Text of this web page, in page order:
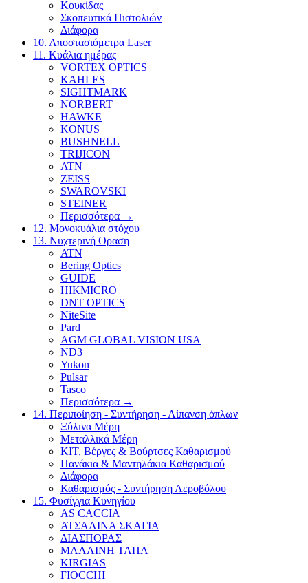
Κουκίδας
Σκοπευτικά Πιστολιών
Διάφορα
10. Αποστασιόμετρα Laser
11. Κυάλια ημέρας
VORTEX OPTICS
KAHLES
SIGHTMARK
NORBERT
HAWKE
KONUS
BUSHNELL
TRIJICON
ATN
ZEISS
SWAROVSKI
STEINER
Περισσότερα →
12. Μονοκυάλια στόχου
13. Νυχτερινή Οραση
ATN
Bering Optics
GUIDE
HIKMICRO
DNT OPTICS
NiteSite
Pard
AGM GLOBAL VISION USA
ND3
Yukon
Pulsar
Tasco
Περισσότερα →
14. Περιποίηση - Συντήρηση - Λίπανση όπλων
Ξύλινα Μέρη
Μεταλλικά Μέρη
ΚΙΤ, Βέργες & Βούρτσες Καθαρισμού
Πανάκια & Μαντηλάκια Καθαρισμού
Διάφορα
Καθαρισμός - Συντήρηση Αεροβόλου
15. Φυσίγγια Κυνηγίου
AS CACCIA
ΑΤΣΑΛΙΝΑ ΣΚΑΓΙΑ
ΔΙΑΣΠΟΡΑΣ
ΜΑΛΛΙΝΗ ΤΑΠΑ
KIRGIAS
FIOCCHI